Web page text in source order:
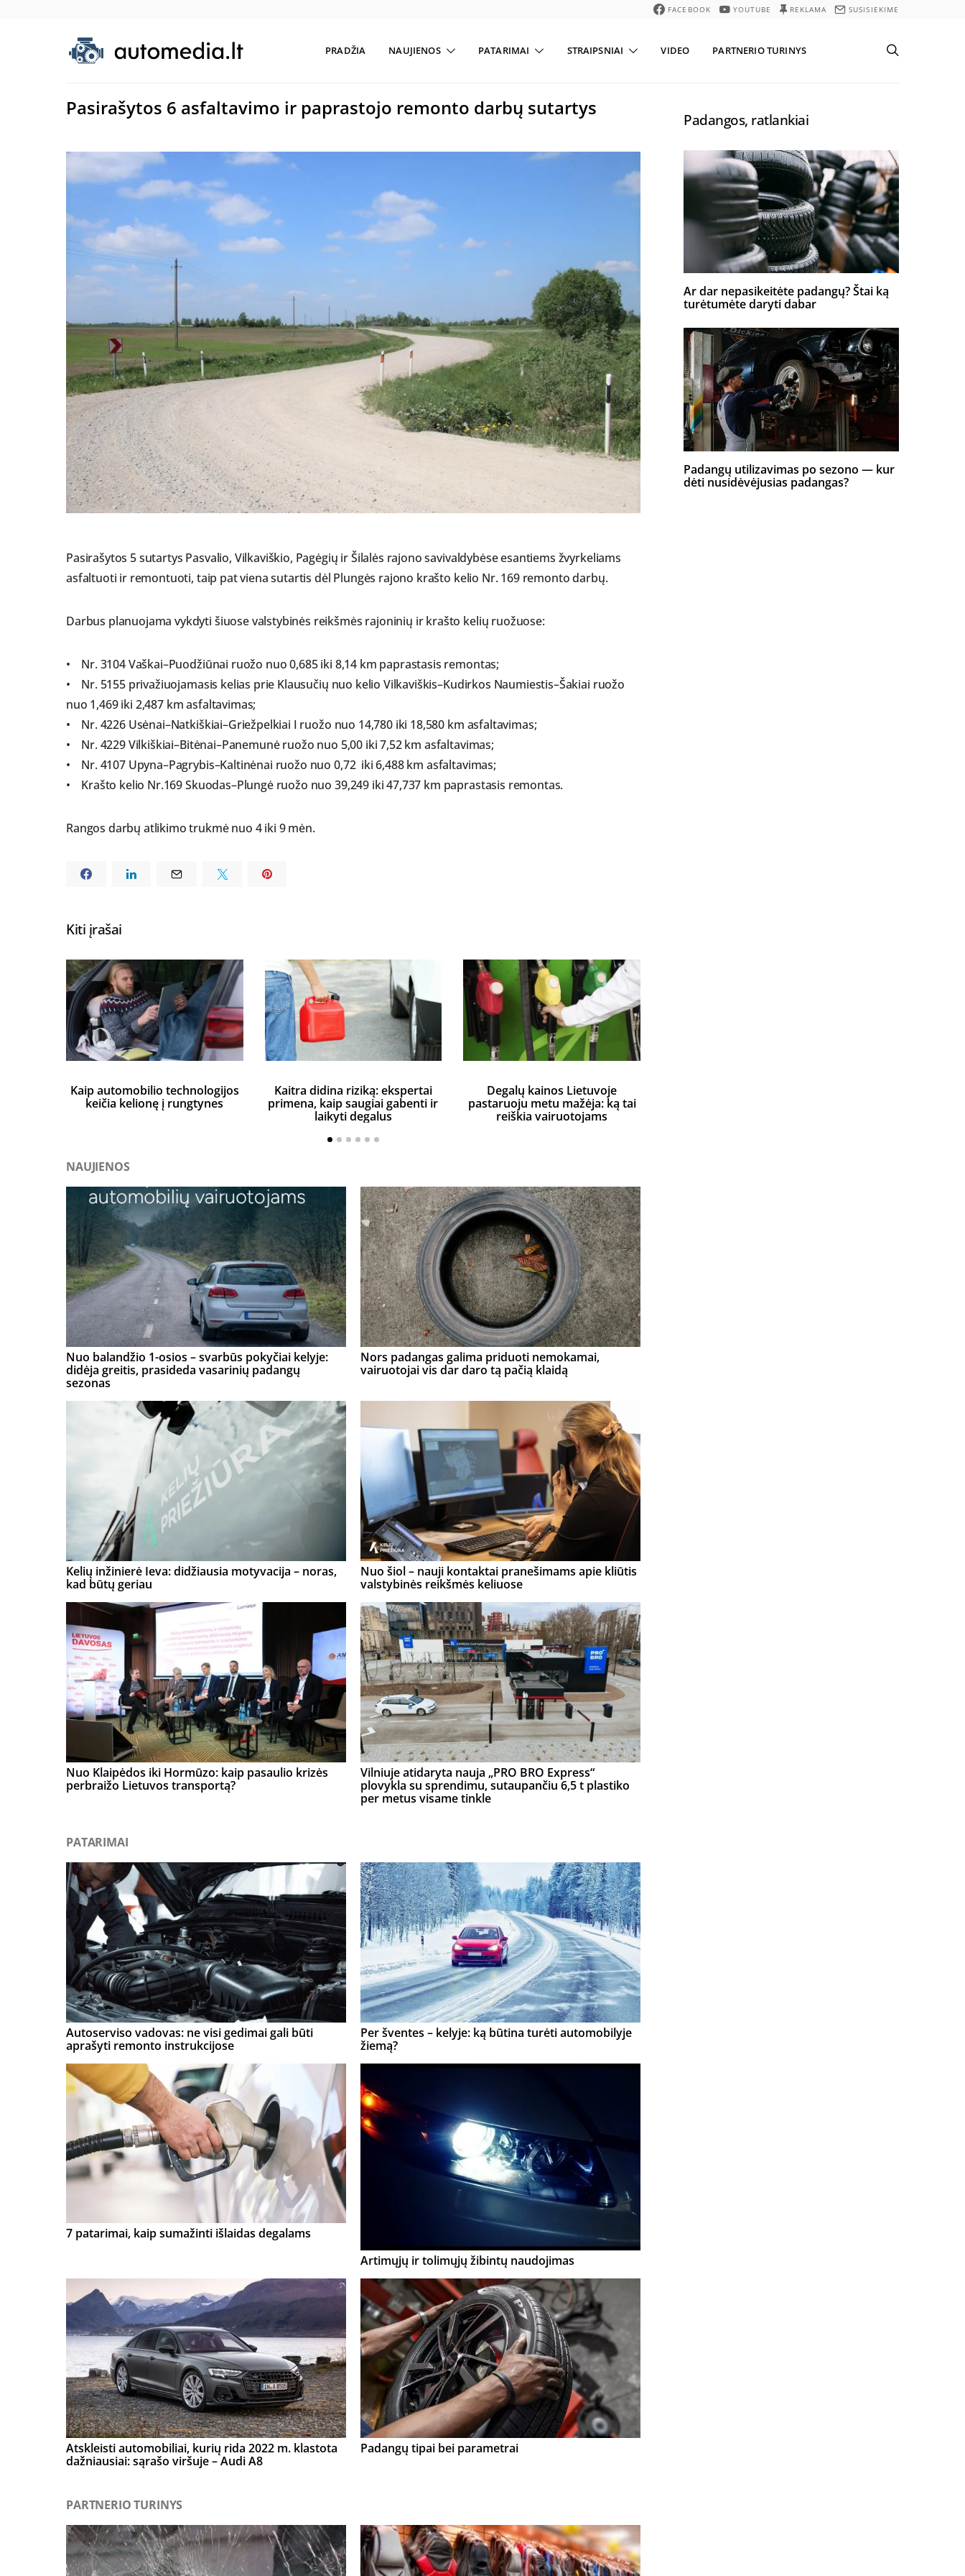
FACEBOOK YOUTUBE REKLAMA SUSISIEKIME
PRADŽIA NAUJIENOS PATARIMAI STRAIPSNIAI VIDEO PARTNERIO TURINYS
Pasirašytos 6 asfaltavimo ir paprastojo remonto darbų sutartys
Pasirašytos 5 sutartys Pasvalio, Vilkaviškio, Pagėgių ir Šilalės rajono savivaldybėse esantiems žvyrkeliams
asfaltuoti ir remontuoti, taip pat viena sutartis dėl Plungės rajono krašto kelio Nr. 169 remonto darbų.
Darbus planuojama vykdyti šiuose valstybinės reikšmės rajoninių ir krašto kelių ruožuose:
• Nr. 3104 Vaškai–Puodžiūnai ruožo nuo 0,685 iki 8,14 km paprastasis remontas;
• Nr. 5155 privažiuojamasis kelias prie Klausučių nuo kelio Vilkaviškis–Kudirkos Naumiestis–Šakiai ruožo
nuo 1,469 iki 2,487 km asfaltavimas;
• Nr. 4226 Usėnai–Natkiškiai–Griežpelkiai I ruožo nuo 14,780 iki 18,580 km asfaltavimas;
• Nr. 4229 Vilkiškiai–Bitėnai–Panemunė ruožo nuo 5,00 iki 7,52 km asfaltavimas;
• Nr. 4107 Upyna–Pagrybis–Kaltinėnai ruožo nuo 0,72 iki 6,488 km asfaltavimas;
• Krašto kelio Nr.169 Skuodas–Plungė ruožo nuo 39,249 iki 47,737 km paprastasis remontas.
Rangos darbų atlikimo trukmė nuo 4 iki 9 mėn.
Kiti įrašai
Kaip automobilio technologijos
keičia kelionę į rungtynes
Kaitra didina riziką: ekspertai
primena, kaip saugiai gabenti ir
laikyti degalus
Degalų kainos Lietuvoje
pastaruoju metu mažėja: ką tai
reiškia vairuotojams
NAUJIENOS
Nuo balandžio 1-osios – svarbūs pokyčiai kelyje:
didėja greitis, prasideda vasarinių padangų
sezonas
Nors padangas galima priduoti nemokamai,
vairuotojai vis dar daro tą pačią klaidą
Kelių inžinierė Ieva: didžiausia motyvacija – noras,
kad būtų geriau
Nuo šiol – nauji kontaktai pranešimams apie kliūtis
valstybinės reikšmės keliuose
Nuo Klaipėdos iki Hormūzo: kaip pasaulio krizės
perbraižo Lietuvos transportą?
Vilniuje atidaryta nauja „PRO BRO Express“
plovykla su sprendimu, sutaupančiu 6,5 t plastiko
per metus visame tinkle
PATARIMAI
Autoserviso vadovas: ne visi gedimai gali būti
aprašyti remonto instrukcijose
Per šventes – kelyje: ką būtina turėti automobilyje
žiemą?
7 patarimai, kaip sumažinti išlaidas degalams
Artimųjų ir tolimųjų žibintų naudojimas
Atskleisti automobiliai, kurių rida 2022 m. klastota
dažniausiai: sąrašo viršuje – Audi A8
Padangų tipai bei parametrai
PARTNERIO TURINYS
Padangos, ratlankiai
Ar dar nepasikeitėte padangų? Štai ką
turėtumėte daryti dabar
Padangų utilizavimas po sezono — kur
dėti nusidėvėjusias padangas?